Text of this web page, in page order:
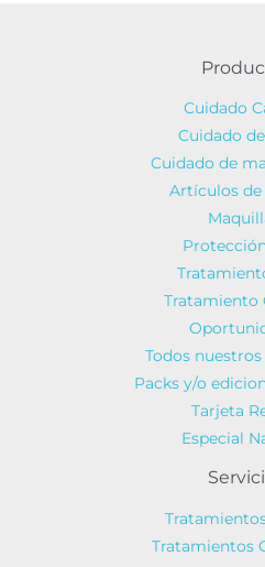
Cuidado
Cuidado
Cuidado de
Artículos
Tratamiento
Todos
Packs y/o
Tarjeta
Especial
Tratamientos